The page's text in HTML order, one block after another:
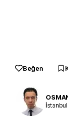
Beğen
İstanbul